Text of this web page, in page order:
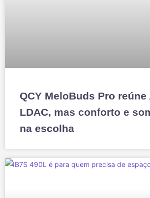
QCY MeloBuds Pro reúne
LDAC, mas conforto e
na escolha